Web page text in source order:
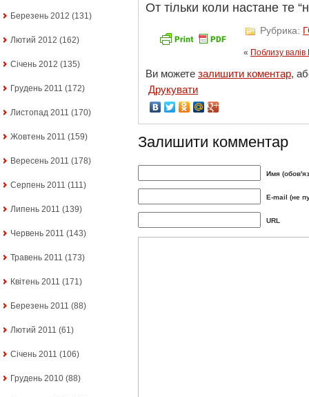
Березень 2012 (131)
Лютий 2012 (162)
Січень 2012 (135)
Грудень 2011 (172)
Листопад 2011 (170)
Жовтень 2011 (159)
Вересень 2011 (178)
Серпень 2011 (111)
Липень 2011 (139)
Червень 2011 (143)
Травень 2011 (173)
Квітень 2011 (171)
Березень 2011 (88)
Лютий 2011 (61)
Січень 2011 (106)
Грудень 2010 (88)
От тільки коли настане те
Рубрика:
« Поблизу валів
Ви можете залишити коментар,
Друкувати
Залишити комментар
Имя
E-mail (не
URL